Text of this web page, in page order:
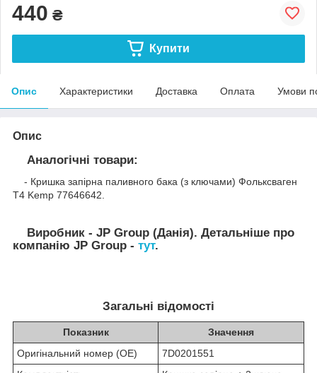
440 ₴
Купити
Опис Характеристики Доставка Оплата Умови
Опис
Аналогічні товари:
- Кришка запірна паливного бака (з ключами) Фольксваген
Т4 Kemp 77646642.
Виробник - JP Group (Данія). Детальніше про
компанію JP Group - тут.
Загальні відомості
Показник
Значення
Оригінальний номер (OE)
7D0201551